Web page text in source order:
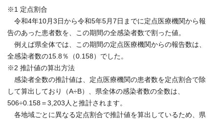
※1 定点割合
令和4年10月3日から令和5年5月7日までに定点医療機関から報
告のあった患者数を、この期間の全感染者数で割った値。
例えば県全体では、この期間の定点医療機関からの報告数は、
全感染者数の15.8％（0.158）でした。
※2 推計値の算出方法
感染者全数の推計値は、定点医療機関の患者数を定点割合で除
して算出しており（A÷B）、県全体の感染者数の全数は、
506÷0.158＝3,203人と推計されます。
各地域ごとに異なる定点割合で推計値を算出しているため、県